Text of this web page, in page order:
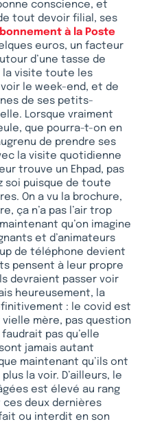
conscience, et
tout devoir filial, ses
à la Poste
euros, un facteur
d’une tasse de
la visite toute les
le week-end, et de
de ses petits-
Lorsque vraiment
que pourra-t-on en
de prendre ses
la visite quotidienne
trouve un Ehpad, pas
soi puisque de toute
On a vu la brochure,
ça n’a pas l’air trop
qu’on imagine
et d’animateurs
de téléphone devient
pensent à leur propre
devraient passer voir
heureusement, la
: le covid est
mère, pas question
pas qu’elle
jamais autant
maintenant qu’ils ont
la voir. D’ailleurs, le
est élevé au rang
deux dernières
ou interdit en son